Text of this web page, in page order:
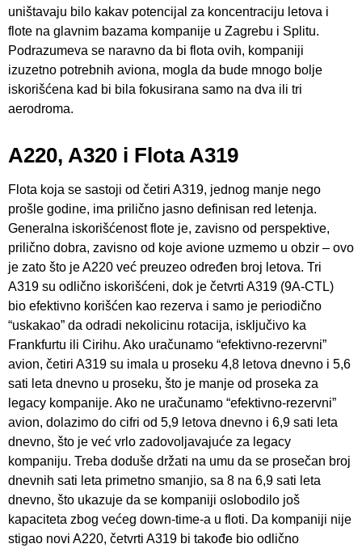
uništavaju bilo kakav potencijal za koncentraciju letova i
flote na glavnim bazama kompanije u Zagrebu i Splitu.
Podrazumeva se naravno da bi flota ovih, kompaniji
izuzetno potrebnih aviona, mogla da bude mnogo bolje
iskorišćena kad bi bila fokusirana samo na dva ili tri
aerodroma.
A220, A320 i Flota A319
Flota koja se sastoji od četiri A319, jednog manje nego
prošle godine, ima prilično jasno definisan red letenja.
Generalna iskorišćenost flote je, zavisno od perspektive,
prilično dobra, zavisno od koje avione uzmemo u obzir – ovo
je zato što je A220 već preuzeo određen broj letova. Tri
A319 su odlično iskorišćeni, dok je četvrti A319 (9A-CTL)
bio efektivno korišćen kao rezerva i samo je periodično
“uskakao” da odradi nekolicinu rotacija, isključivo ka
Frankfurtu ili Cirihu. Ako uračunamo “efektivno-rezervni”
avion, četiri A319 su imala u proseku 4,8 letova dnevno i 5,6
sati leta dnevno u proseku, što je manje od proseka za
legacy kompanije. Ako ne uračunamo “efektivno-rezervni”
avion, dolazimo do cifri od 5,9 letova dnevno i 6,9 sati leta
dnevno, što je već vrlo zadovoljavajuće za legacy
kompaniju. Treba doduše držati na umu da se prosečan broj
dnevnih sati leta primetno smanjio, sa 8 na 6,9 sati leta
dnevno, što ukazuje da se kompaniji oslobodilo još
kapaciteta zbog većeg down-time-a u floti. Da kompaniji nije
stigao novi A220, četvrti A319 bi takođe bio odlično